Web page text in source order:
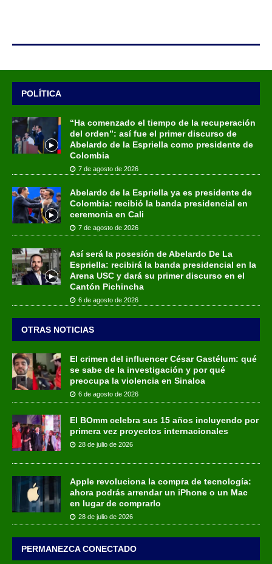
POLÍTICA
“Ha comenzado el tiempo de la recuperación
del orden”: así fue el primer discurso de
Abelardo de la Espriella como presidente de
Colombia
7 de agosto de 2026
Abelardo de la Espriella ya es presidente de
Colombia: recibió la banda presidencial en
ceremonia en Cali
7 de agosto de 2026
Así será la posesión de Abelardo De La
Espriella: recibirá la banda presidencial en la
Arena USC y dará su primer discurso en el
Cantón Pichincha
6 de agosto de 2026
OTRAS NOTICIAS
El crimen del influencer César Gastélum: qué
se sabe de la investigación y por qué
preocupa la violencia en Sinaloa
6 de agosto de 2026
El BOmm celebra sus 15 años incluyendo por
primera vez proyectos internacionales
28 de julio de 2026
Apple revoluciona la compra de tecnología:
ahora podrás arrendar un iPhone o un Mac
en lugar de comprarlo
28 de julio de 2026
PERMANEZCA CONECTADO